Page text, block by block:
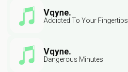
Vqyne.
Addicted To Your Fingertips
Vqyne.
Dangerous Minutes